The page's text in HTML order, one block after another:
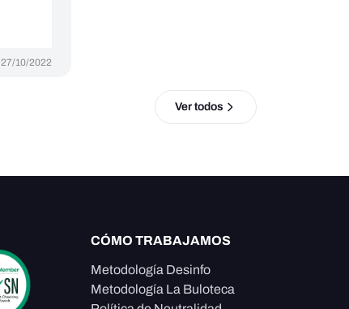
27/10/2022
Ver todos
CÓMO TRABAJAMOS
Metodología Desinfo
Metodología La Buloteca